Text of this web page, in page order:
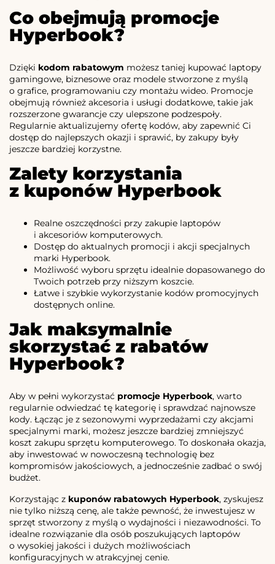
Co obejmują promocje
Hyperbook?
Dzięki kodom rabatowym możesz taniej kupować laptopy
gamingowe, biznesowe oraz modele stworzone z myślą
o grafice, programowaniu czy montażu wideo. Promocje
obejmują również akcesoria i usługi dodatkowe, takie jak
rozszerzone gwarancje czy ulepszone podzespoły.
Regularnie aktualizujemy ofertę kodów, aby zapewnić Ci
dostęp do najlepszych okazji i sprawić, by zakupy były
jeszcze bardziej korzystne.
Zalety korzystania
z kuponów Hyperbook
Realne oszczędności przy zakupie laptopów
i akcesoriów komputerowych.
Dostęp do aktualnych promocji i akcji specjalnych
marki Hyperbook.
Możliwość wyboru sprzętu idealnie dopasowanego do
Twoich potrzeb przy niższym koszcie.
Łatwe i szybkie wykorzystanie kodów promocyjnych
dostępnych online.
Jak maksymalnie
skorzystać z rabatów
Hyperbook?
Aby w pełni wykorzystać promocje Hyperbook, warto
regularnie odwiedzać tę kategorię i sprawdzać najnowsze
kody. Łącząc je z sezonowymi wyprzedażami czy akcjami
specjalnymi marki, możesz jeszcze bardziej zmniejszyć
koszt zakupu sprzętu komputerowego. To doskonała okazja,
aby inwestować w nowoczesną technologię bez
kompromisów jakościowych, a jednocześnie zadbać o swój
budżet.
Korzystając z kuponów rabatowych Hyperbook, zyskujesz
nie tylko niższą cenę, ale także pewność, że inwestujesz w
sprzęt stworzony z myślą o wydajności i niezawodności. To
idealne rozwiązanie dla osób poszukujących laptopów
o wysokiej jakości i dużych możliwościach
konfiguracyjnych w atrakcyjnej cenie.